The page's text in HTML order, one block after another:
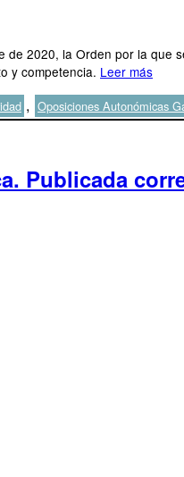
de 2020, la Orden por la
y competencia. Leer más
, Oposiciones Autonómicas
Publicada